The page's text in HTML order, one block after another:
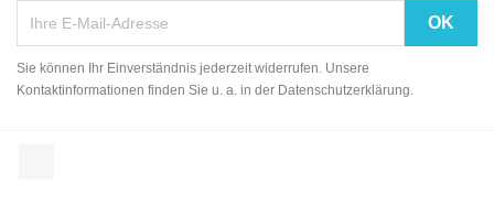
Sie können Ihr Einverständnis jederzeit widerrufen. Unsere
Kontaktinformationen finden Sie u. a. in der Datenschutzerklärung.